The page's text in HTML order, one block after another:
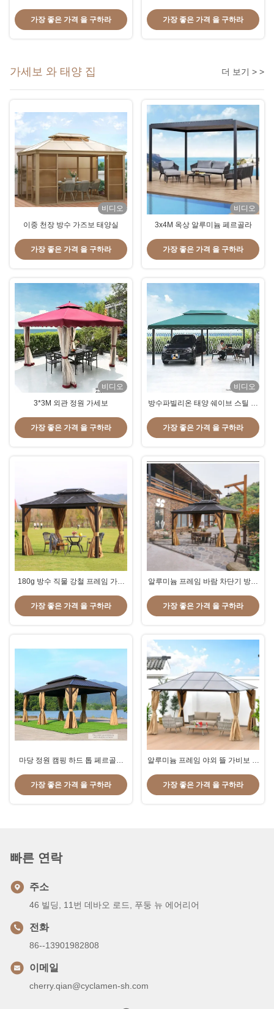
가장 좋은 가격 을 구하라
체이스 라운지 의자
가장 좋은 가격 을 구하라
가세보 와 태양 집 더 보기 > >
비디오
이중 천장 방수 가즈보 태양실
가장 좋은 가격 을 구하라
비디오
3x4M 옥상 알루미늄 페르골라
가장 좋은 가격 을 구하라
비디오
3*3M 외관 정원 가세보
가장 좋은 가격 을 구하라
비디오
방수파빌리온 태양 쉐이브 스틸 프
가장 좋은 가격 을 구하라
180g 방수 직물 강철 프레임 가비
가장 좋은 가격 을 구하라
알루미늄 프레임 바람 차단기 방수
가장 좋은 가격 을 구하라
마당 정원 캠핑 하드 톱 페르골라
365*600*292cm
가장 좋은 가격 을 구하라
알루미늄 프레임 야외 뜰 가비보 대
가장 좋은 가격 을 구하라
빠른 연락
주소
46 빌딩, 11번 데바오 로드, 푸둥 뉴 에어리어
전화
86--13901982808
이메일
cherry.qian@cyclamen-sh.com